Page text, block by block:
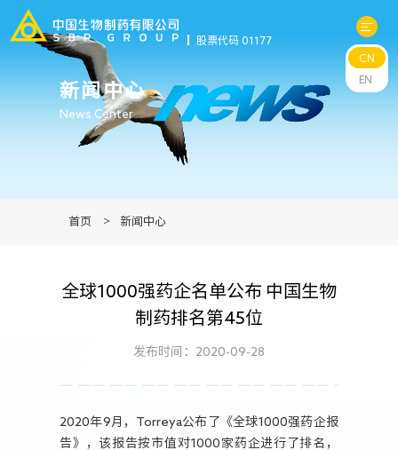
股票代码 01177
可持续发展
CN
EN
新闻中心
News Center
首页 > 新闻中心
全球1000强药企名单公布 中国生物
制药排名第45位
发布时间：2020-09-28
2020年9月，Torreya公布了《全球1000强药企报
告》，该报告按市值对1000家药企进行了排名，